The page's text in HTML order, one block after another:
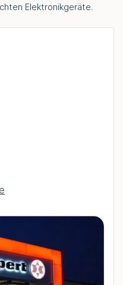
Elektronikgeräte.